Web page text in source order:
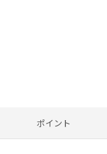
ポイント